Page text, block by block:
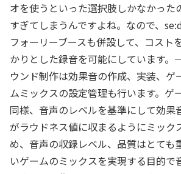
オを使うといった選択肢しかなかった
すぎてしまうんですよね。なので、
フォーリーブースも併設して、コスト
かりとした録音を可能にしています。
ウンド制作は効果音の作成、実装、ゲ
ムミックスの設定管理も行います。ゲ
同様、音声のレベルを基準にして効果
がラウドネス値に収まるようにミック
め、音声の収録レベル、品質はとても
いゲームのミックスを実現する目的で